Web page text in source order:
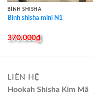
BÌNH SHISHA
Bình shisha mini N1
370.000₫
LIÊN HỆ
Hookah Shisha Kim Mã